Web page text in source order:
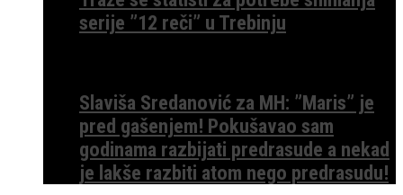
serije ”12 reči” u Trebinju
Slaviša Sredanović za MH: ”Maris” je
pred gašenjem! Pokušavao sam
godinama razbijati predrasude a nekad
je lakše razbiti atom nego predrasudu!